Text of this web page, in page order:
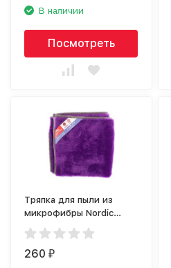
В наличии
Посмотреть
Тряпка для пыли из
микрофибры Nordic
Stream 15352
260₽